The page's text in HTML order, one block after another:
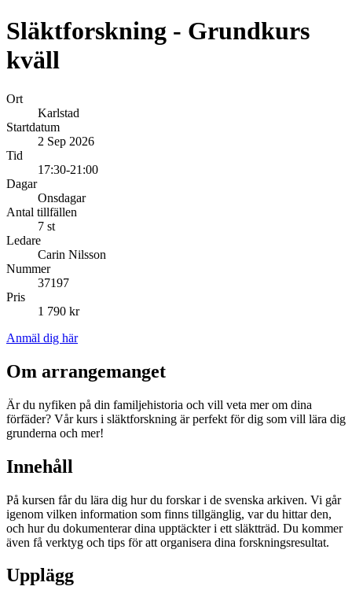
Släktforskning - Grundkurs
kväll
Ort
Karlstad
Startdatum
2 Sep 2026
Tid
17:30-21:00
Dagar
Onsdagar
Antal tillfällen
7 st
Ledare
Carin Nilsson
Nummer
37197
Pris
1 790 kr
Anmäl dig här
Om arrangemanget
Är du nyfiken på din familjehistoria och vill veta mer om dina
förfäder? Vår kurs i släktforskning är perfekt för dig som vill lära dig
grunderna och mer!
Innehåll
På kursen får du lära dig hur du forskar i de svenska arkiven. Vi går
igenom vilken information som finns tillgänglig, var du hittar den,
och hur du dokumenterar dina upptäckter i ett släktträd. Du kommer
även få verktyg och tips för att organisera dina forskningsresultat.
Upplägg